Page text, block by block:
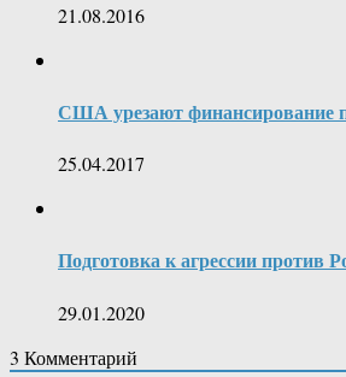
21.08.2016
США урезают финансирование
25.04.2017
Подготовка к агрессии против
29.01.2020
3 Комментарий